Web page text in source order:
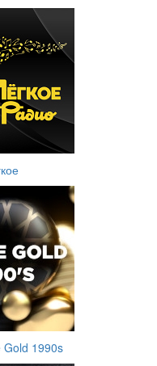
Gold 1990s